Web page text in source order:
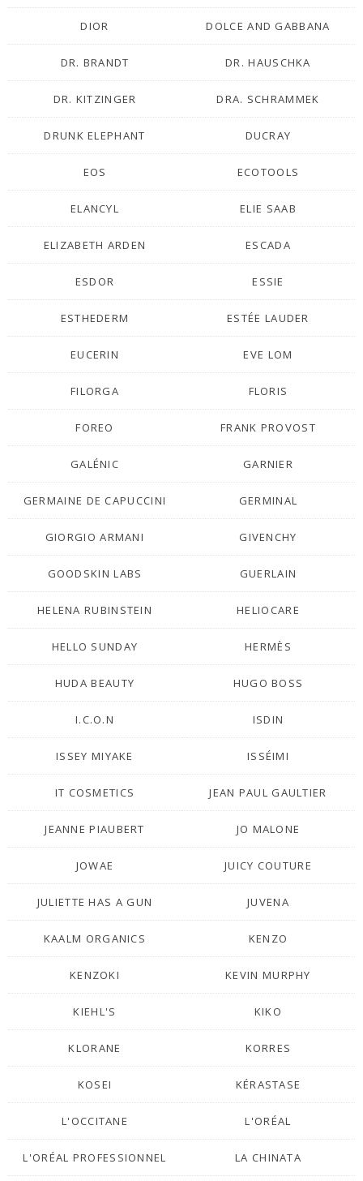
DIOR DOLCE AND GABBANA
DR. BRANDT DR. HAUSCHKA
DR. KITZINGER DRA. SCHRAMMEK
DRUNK ELEPHANT DUCRAY
EOS ECOTOOLS
ELANCYL ELIE SAAB
ELIZABETH ARDEN ESCADA
ESDOR ESSIE
ESTHEDERM ESTÉE LAUDER
EUCERIN EVE LOM
FILORGA FLORIS
FOREO FRANK PROVOST
GALÉNIC GARNIER
GERMAINE DE CAPUCCINI GERMINAL
GIORGIO ARMANI GIVENCHY
GOODSKIN LABS GUERLAIN
HELENA RUBINSTEIN HELIOCARE
HELLO SUNDAY HERMÈS
HUDA BEAUTY HUGO BOSS
I.C.O.N ISDIN
ISSEY MIYAKE ISSÉIMI
IT COSMETICS JEAN PAUL GAULTIER
JEANNE PIAUBERT JO MALONE
JOWAE JUICY COUTURE
JULIETTE HAS A GUN JUVENA
KAALM ORGANICS KENZO
KENZOKI KEVIN MURPHY
KIEHL'S KIKO
KLORANE KORRES
KOSEI KÉRASTASE
L'OCCITANE L'ORÉAL
L'ORÉAL PROFESSIONNEL LA CHINATA